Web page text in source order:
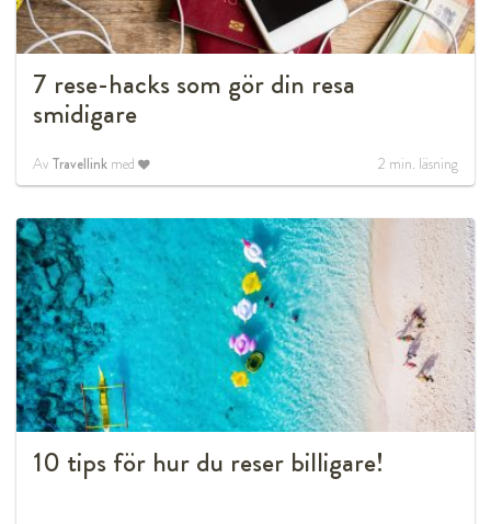
7 rese-hacks som gör din resa
smidigare
Av Travellink med 2 min. läsning
10 tips för hur du reser billigare!